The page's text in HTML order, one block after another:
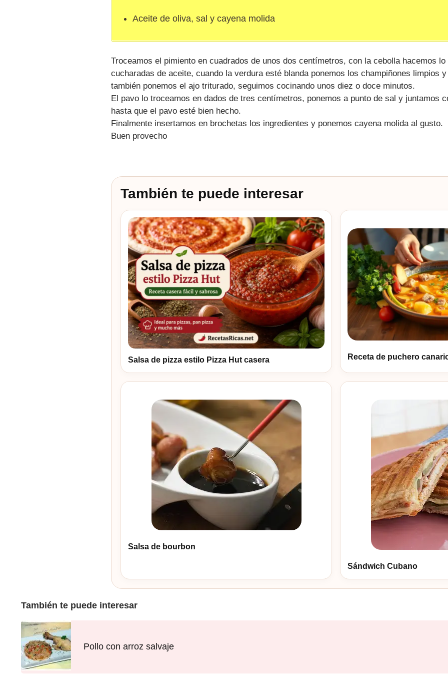
Aceite de oliva, sal y cayena molida
Troceamos el pimiento en cuadrados de unos dos centímetros, con la cebolla hacemos
cucharadas de aceite, cuando la verdura esté blanda ponemos los champiñones limpios
también ponemos el ajo triturado, seguimos cocinando unos diez o doce minutos.
El pavo lo troceamos en dados de tres centímetros, ponemos a punto de sal y juntamos
hasta que el pavo esté bien hecho.
Finalmente insertamos en brochetas los ingredientes y ponemos cayena molida al gusto.
Buen provecho
También te puede interesar
Salsa de pizza estilo Pizza Hut casera Receta de puchero
Salsa de bourbon
Sándwich Cubano
También te puede interesar
Pollo con arroz salvaje